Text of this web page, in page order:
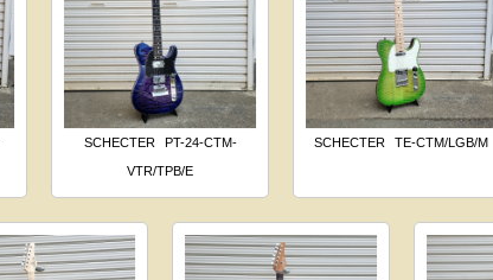
SCHECTER
PT-24-CTM-
VTR/TPB/E
SCHECTER TE-CTM/LGB/M